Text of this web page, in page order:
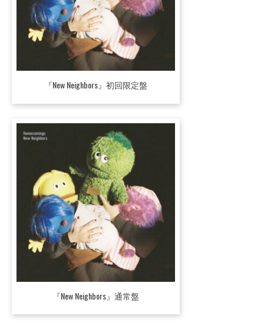
『New Neighbors』初回限定盤
『New Neighbors』通常盤